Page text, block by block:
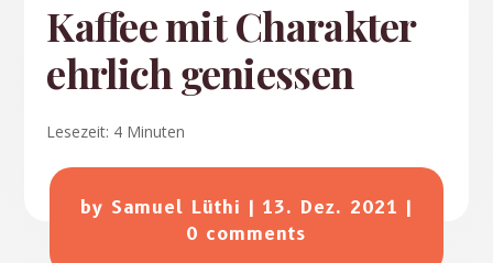
Kaffee mit Charakter
ehrlich geniessen
Lesezeit: 4 Minuten
by Samuel Lüthi | 13. Dez. 2021 |
0 comments